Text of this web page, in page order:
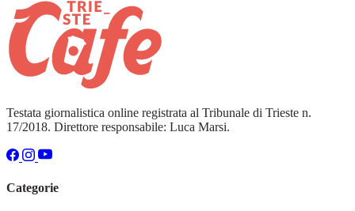
Testata giornalistica online registrata al Tribunale di Trieste n.
17/2018. Direttore responsabile: Luca Marsi.
Categorie